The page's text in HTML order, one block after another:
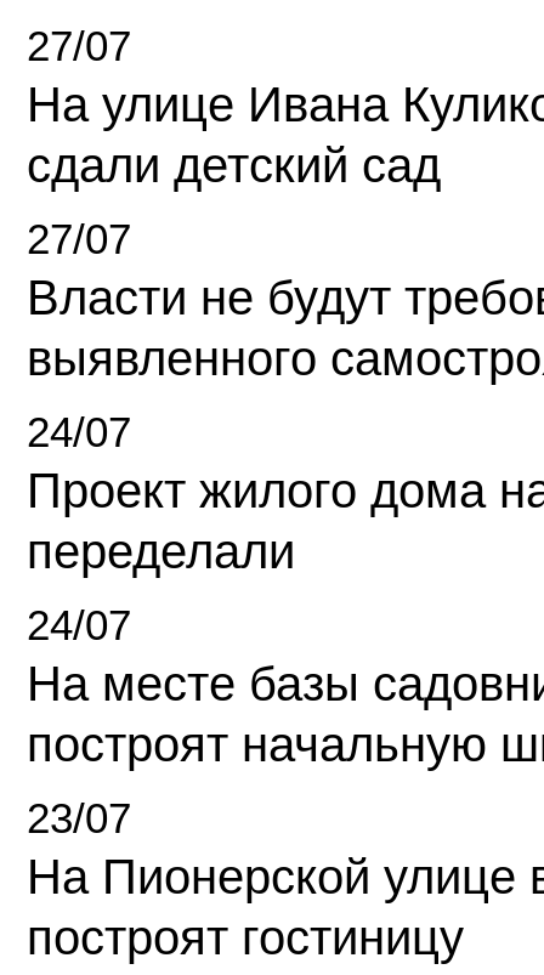
27/07
На улице Ивана
сдали детский сад
27/07
Власти не будут
выявленного
24/07
Проект жилого дома
переделали
24/07
На месте базы
построят начальную
23/07
На Пионерской улице
построят гостиницу